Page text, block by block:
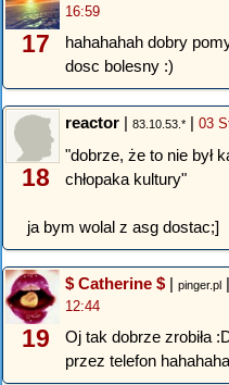
17
16:59
hahahahah dobry
dosc bolesny :)
18
reactor | 83.10.53.* | 03
"dobrze, że to nie był
chłopaka kultury"
ja bym wolal z asg dostac;]
19
$ Catherine $ | pinger.pl |
12:44
Oj tak dobrze zrobiła
przez telefon